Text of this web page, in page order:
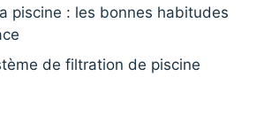
piscine : les bonnes habitudes
de filtration de piscine